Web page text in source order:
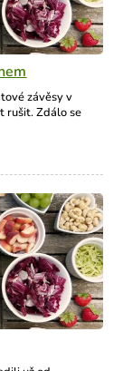
závěsy v
rušit. Zdálo se